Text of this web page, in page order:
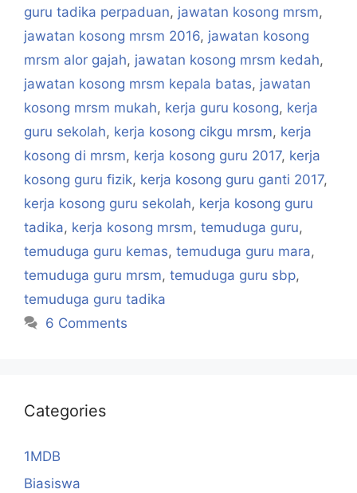
guru tadika perpaduan, jawatan kosong mrsm,
jawatan kosong mrsm 2016, jawatan kosong
mrsm alor gajah, jawatan kosong mrsm kedah,
jawatan kosong mrsm kepala batas, jawatan
kosong mrsm mukah, kerja guru kosong, kerja
guru sekolah, kerja kosong cikgu mrsm, kerja
kosong di mrsm, kerja kosong guru 2017, kerja
kosong guru fizik, kerja kosong guru ganti 2017,
kerja kosong guru sekolah, kerja kosong guru
tadika, kerja kosong mrsm, temuduga guru,
temuduga guru kemas, temuduga guru mara,
temuduga guru mrsm, temuduga guru sbp,
temuduga guru tadika
6 Comments
Categories
1MDB
Biasiswa